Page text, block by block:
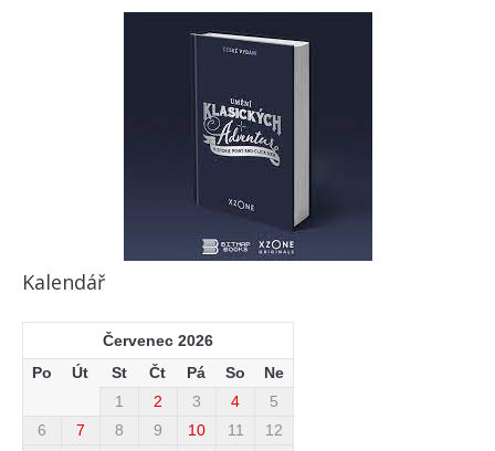
Kalendář
Červenec 2026
Po
Út St Čt Pá So Ne
1 2 3 4
5
6
7 8 9 10 11
12